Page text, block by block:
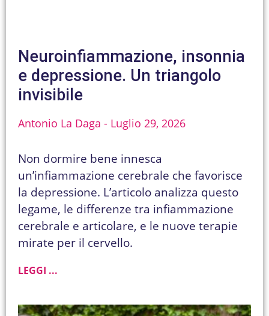
Neuroinfiammazione, insonnia
e depressione. Un triangolo
invisibile
Antonio La Daga Luglio 29, 2026
Non dormire bene innesca
un’infiammazione cerebrale che favorisce
la depressione. L’articolo analizza questo
legame, le differenze tra infiammazione
cerebrale e articolare, e le nuove terapie
mirate per il cervello.
LEGGI ...